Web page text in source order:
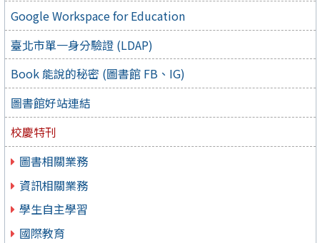
Google Workspace for Education
臺北市單一身分驗證 (LDAP)
Book 能說的秘密 (圖書館 FB、IG)
圖書館好站連結
校慶特刊
圖書相關業務
資訊相關業務
學生自主學習
國際教育